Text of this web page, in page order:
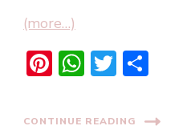
(more…)
Pinterest
WhatsApp
Twitter
CONTINUE READING